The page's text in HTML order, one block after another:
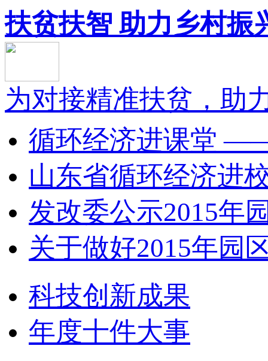
扶贫扶智 助力乡村
为对接精准扶贫，助
循环经济进课堂
山东省循环经济进
发改委公示2015年
关于做好2015年园
科技创新成果
年度十件大事